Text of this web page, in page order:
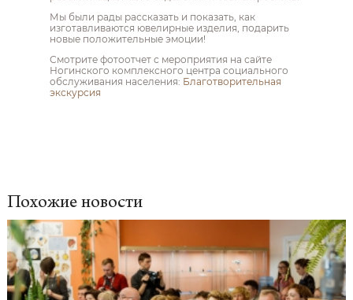
Мы были рады рассказать и показать, как
изготавливаются ювелирные изделия, подарить
новые положительные эмоции!
Смотрите фотоотчет с мероприятия на сайте
Ногинского комплексного центра социального
обслуживания населения: Благотворительная
экскурсия
Похожие новости